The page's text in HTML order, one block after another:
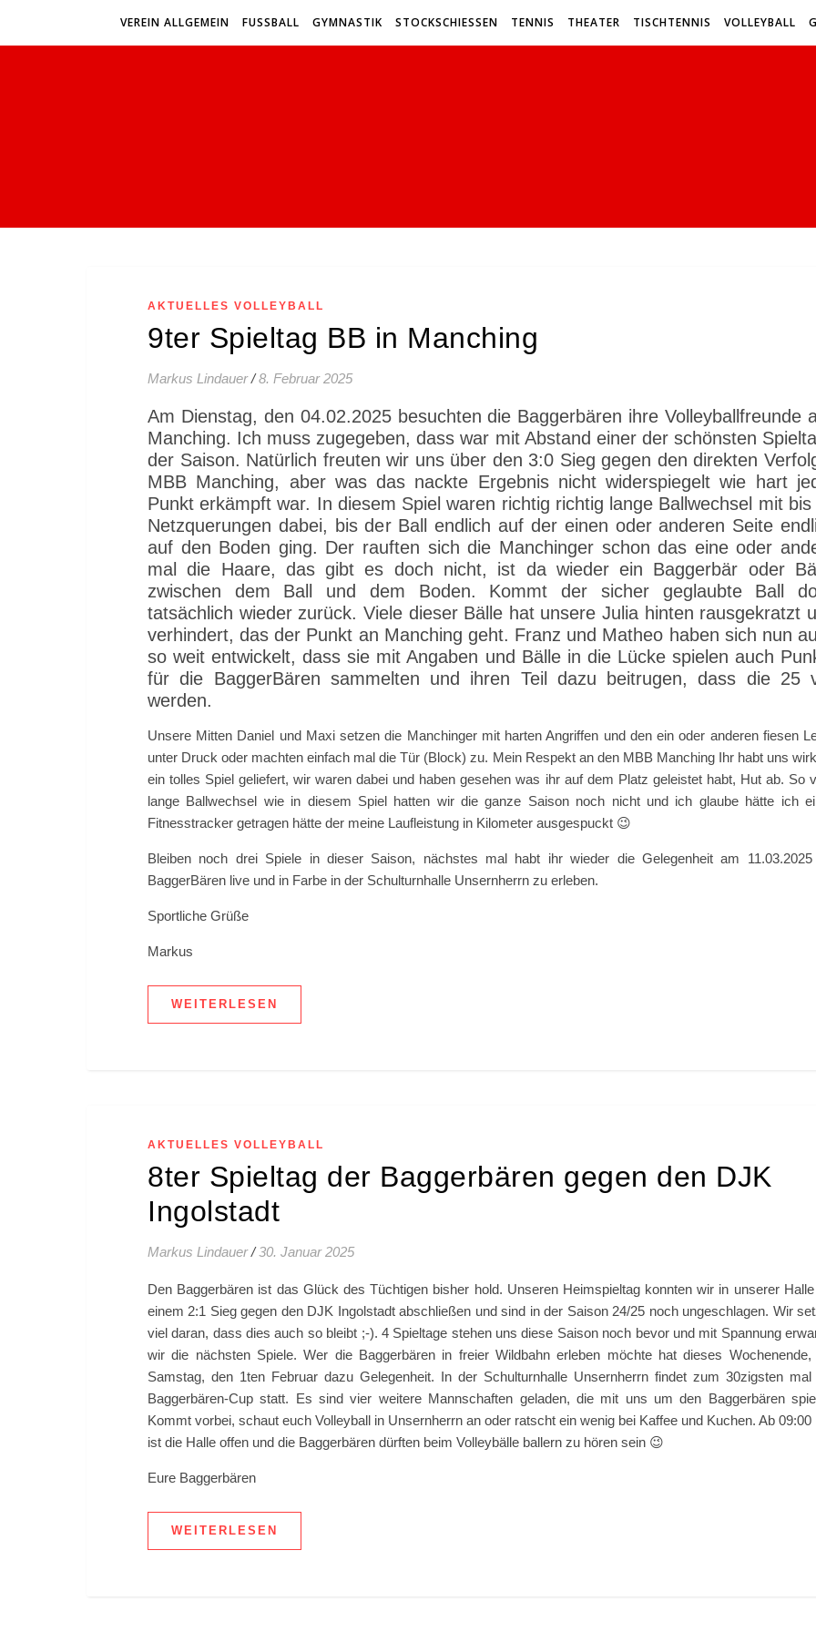
VEREIN ALLGEMEIN FUSSBALL GYMNASTIK STOCKSCHIESSEN TENNIS THEATER TISCHTENNIS VOLLEYBALL
AKTUELLES VOLLEYBALL
9ter Spieltag BB in Manching
Markus Lindauer / 8. Februar 2025
Am Dienstag, den 04.02.2025 besuchten die Baggerbären ihre Volleyballfreunde
Manching. Ich muss zugegeben, dass war mit Abstand einer der schönsten
der Saison. Natürlich freuten wir uns über den 3:0 Sieg gegen den direkten
MBB Manching, aber was das nackte Ergebnis nicht widerspiegelt wie hart
Punkt erkämpft war. In diesem Spiel waren richtig richtig lange Ballwechsel mit bis
Netzquerungen dabei, bis der Ball endlich auf der einen oder anderen Seite
auf den Boden ging. Der rauften sich die Manchinger schon das eine oder
mal die Haare, das gibt es doch nicht, ist da wieder ein Baggerbär oder
zwischen dem Ball und dem Boden. Kommt der sicher geglaubte Ball
tatsächlich wieder zurück. Viele dieser Bälle hat unsere Julia hinten rausgekratzt
verhindert, das der Punkt an Manching geht. Franz und Matheo haben sich nun
so weit entwickelt, dass sie mit Angaben und Bälle in die Lücke spielen auch
für die BaggerBären sammelten und ihren Teil dazu beitrugen, dass die 25
werden.
Unsere Mitten Daniel und Maxi setzen die Manchinger mit harten Angriffen und den ein oder anderen fiesen
unter Druck oder machten einfach mal die Tür (Block) zu. Mein Respekt an den MBB Manching Ihr habt uns
ein tolles Spiel geliefert, wir waren dabei und haben gesehen was ihr auf dem Platz geleistet habt, Hut ab. So
lange Ballwechsel wie in diesem Spiel hatten wir die ganze Saison noch nicht und ich glaube hätte ich
Fitnesstracker getragen hätte der meine Laufleistung in Kilometer ausgespuckt 😉
Bleiben noch drei Spiele in dieser Saison, nächstes mal habt ihr wieder die Gelegenheit am
BaggerBären live und in Farbe in der Schulturnhalle Unsernherrn zu erleben.
Sportliche Grüße
Markus
WEITERLESEN
AKTUELLES VOLLEYBALL
8ter Spieltag der Baggerbären gegen den DJK
Ingolstadt
Markus Lindauer / 30. Januar 2025
Den Baggerbären ist das Glück des Tüchtigen bisher hold. Unseren Heimspieltag konnten wir in unserer
einem 2:1 Sieg gegen den DJK Ingolstadt abschließen und sind in der Saison 24/25 noch ungeschlagen. Wir
viel daran, dass dies auch so bleibt ;-). 4 Spieltage stehen uns diese Saison noch bevor und mit Spannung
wir die nächsten Spiele. Wer die Baggerbären in freier Wildbahn erleben möchte hat dieses
Samstag, den 1ten Februar dazu Gelegenheit. In der Schulturnhalle Unsernherrn findet zum 30zigsten mal
Baggerbären-Cup statt. Es sind vier weitere Mannschaften geladen, die mit uns um den Baggerbären
Kommt vorbei, schaut euch Volleyball in Unsernherrn an oder ratscht ein wenig bei Kaffee und Kuchen. Ab 09:00
ist die Halle offen und die Baggerbären dürften beim Volleybälle ballern zu hören sein 😉
Eure Baggerbären
WEITERLESEN